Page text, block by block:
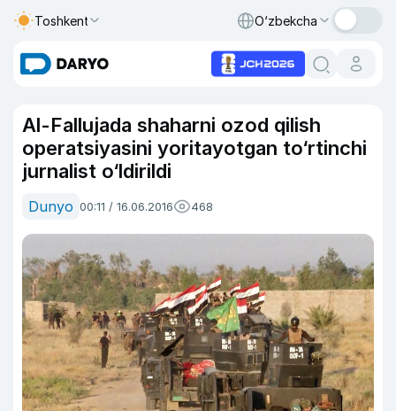
Toshkent O‘zbekcha
Al-Fallujada shaharni ozod qilish
operatsiyasini yoritayotgan to‘rtinchi
jurnalist o‘ldirildi
Dunyo 00:11 / 16.06.2016 468